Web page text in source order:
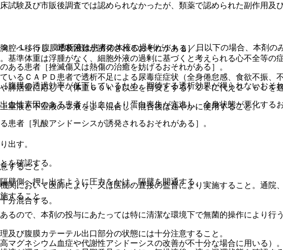
試験及び市販後調査では認められなかったが、類薬で認められた副作用及
腔へ移行し、呼吸困難が誘発されるおそれがある］。
る患者［挫滅傷又は熱傷の治癒を妨げるおそれがある］。
膜の透過効率が低下しているため、期待する透析効果が得られないおそれ
性素因のある患者［出血により蛋白喪失が亢進し、全身状態が悪化するお
者［乳酸アシドーシスが誘発されるおそれがある］。
すること。
において医師により、又は医師の直接の監督により実施すること。通院
すること。
ので、本剤の投与にあたっては特に清潔な環境下で無菌的操作により行
び腹膜カテーテル出口部分の状態には十分注意すること。
１．５腹膜透析液は患者の体液の過剰が１ｋｇ／日以下の場合、本剤の
基準体重は浮腫がなく、細胞外液の過剰に基づくと考えられる心不全等の
いるＣＡＰＤ患者で透析不足による尿毒症症状（全身倦怠感、食欲不振、
肺活量に応じて（体重６０ｋｇ以上を目安とする）２Ｌに代え２．５Ｌを適
室液と下室液の２液をよく混合し、混合後は速やかに使用すること。
出す。
を確認する。
壁側へ押し出すように圧力をかけ、隔壁を開通する。
分混合する。
マグネシウム血症や代謝性アシドーシスの改善が不十分な場合に用いる）。